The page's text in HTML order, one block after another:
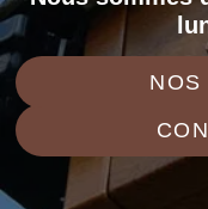
NOS